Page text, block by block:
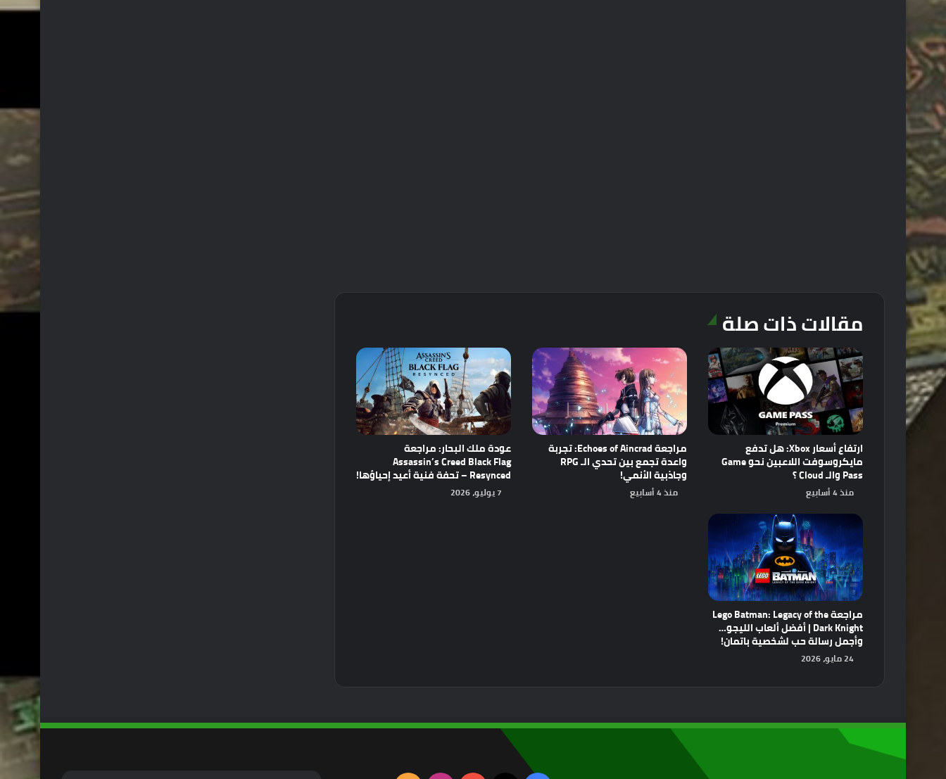
مقالات ذات صلة
ارتفاع أسعار Xbox: هل تدفع
مايكروسوفت اللاعبين نحو Game
Pass والـ Cloud ؟
منذ 4 أسابيع
مراجعة Echoes of Aincrad: تجربة
واعدة تجمع بين تحدي الـ RPG
وجاذبية الأنمي!
منذ 4 أسابيع
عودة ملك البحار: مراجعة
Assassin’s Creed Black Flag
Resynced – تحفة فنية أعيد إحياؤها!
7 يوليو، 2026
مراجعة Lego Batman: Legacy of the
Dark Knight | أفضل ألعاب الليجو…
وأجمل رسالة حب لشخصية باتمان!
24 مايو، 2026